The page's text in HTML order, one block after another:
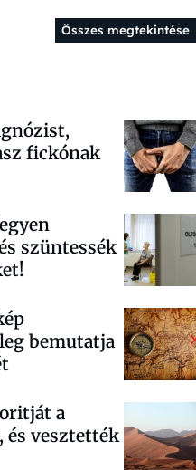
Összes megtekintése
fickónak
szüntessék
bemutatja
a
és vesztették